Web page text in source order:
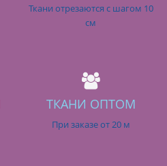
Ткани отрезаются с шагом 10
см
ТКАНИ ОПТОМ
При заказе от 20 м